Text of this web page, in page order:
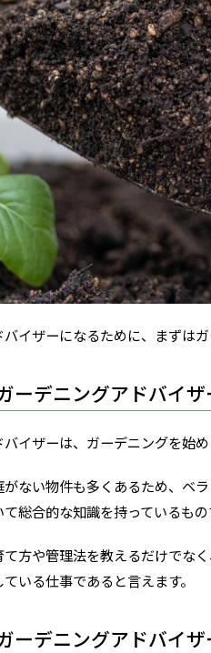
イザーになるために、まずは
ーデニングアドバイ
イザーは、ガーデニングを始
ない物件も多くあるため、ベ
総合的な知識を持っているもの
方や管理法を教えるだけでな
いる仕事であると言えます。
ーデニングアドバイ